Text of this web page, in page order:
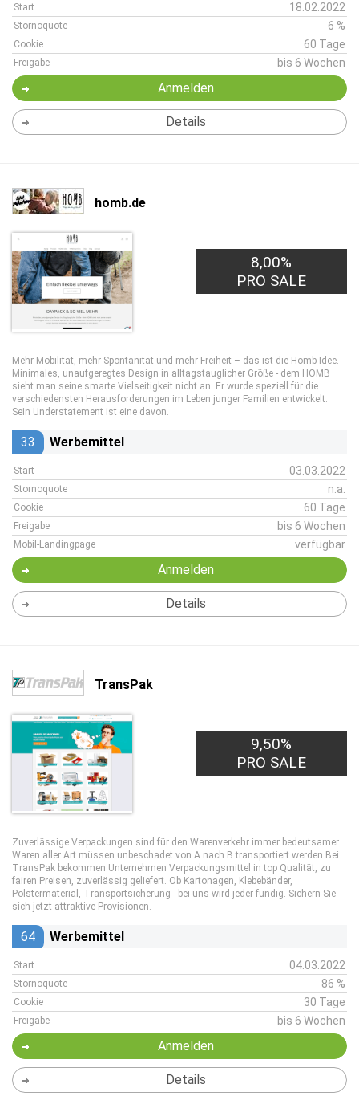
Start 18.02.2022
Stornoquote 6 %
Cookie 60 Tage
Freigabe bis 6 Wochen
Anmelden
Details
homb.de
8,00%
PRO SALE
Mehr Mobilität, mehr Spontanität und mehr Freiheit – das ist die Homb-Idee.
Minimales, unaufgeregtes Design in alltagstauglicher Größe - dem HOMB
sieht man seine smarte Vielseitigkeit nicht an. Er wurde speziell für die
verschiedensten Herausforderungen im Leben junger Familien entwickelt.
Sein Understatement ist eine davon.
33 Werbemittel
Start 03.03.2022
Stornoquote n.a.
Cookie 60 Tage
Freigabe bis 6 Wochen
Mobil-Landingpage verfügbar
Anmelden
Details
TransPak
9,50%
PRO SALE
Zuverlässige Verpackungen sind für den Warenverkehr immer bedeutsamer.
Waren aller Art müssen unbeschadet von A nach B transportiert werden Bei
TransPak bekommen Unternehmen Verpackungsmittel in top Qualität, zu
fairen Preisen, zuverlässig geliefert. Ob Kartonagen, Klebebänder,
Polstermaterial, Transportsicherung - bei uns wird jeder fündig. Sichern Sie
sich jetzt attraktive Provisionen.
64 Werbemittel
Start 04.03.2022
Stornoquote 86 %
Cookie 30 Tage
Freigabe bis 6 Wochen
Anmelden
Details